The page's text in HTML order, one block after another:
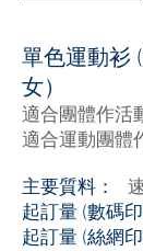
單色運動衫
女）
適合團體作活
適合運動團體
主要質料：
起訂量 (數
起訂量 (絲